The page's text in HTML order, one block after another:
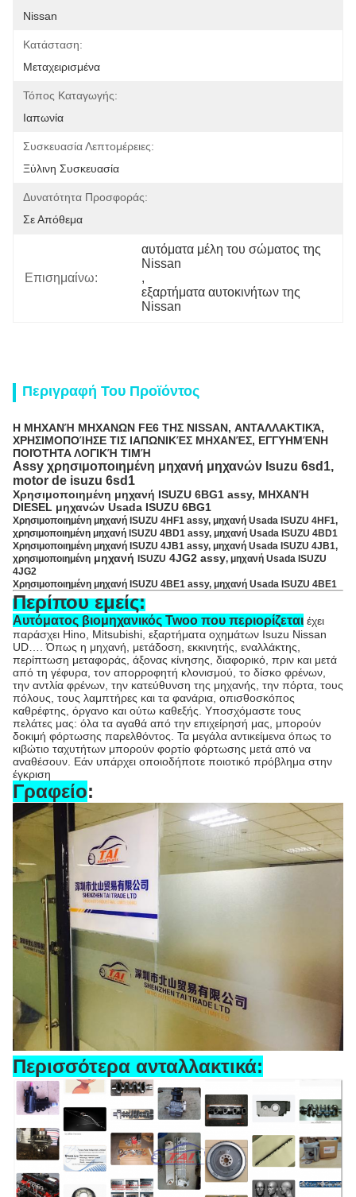
Nissan
Κατάσταση:
Μεταχειρισμένα
Τόπος Καταγωγής:
Ιαπωνία
Συσκευασία Λεπτομέρειες:
Ξύλινη Συσκευασία
Δυνατότητα Προσφοράς:
Σε Απόθεμα
Επισημαίνω:
αυτόματα μέλη του σώματος της
Nissan
,
εξαρτήματα αυτοκινήτων της
Nissan
Περιγραφή Του Προϊόντος
Η ΜΗΧΑΝΉ ΜΗΧΑΝΩΝ FE6 ΤΗΣ NISSAN, ΑΝΤΑΛΛΑΚΤΙΚΆ,
ΧΡΗΣΙΜΟΠΟΊΗΣΕ ΤΙΣ ΙΑΠΩΝΙΚΈΣ ΜΗΧΑΝΈΣ, ΕΓΓΥΗΜΈΝΗ
ΠΟΙΌΤΗΤΑ ΛΟΓΙΚΉ ΤΙΜΉ
Assy χρησιμοποιημένη μηχανή μηχανών Isuzu 6sd1,
motor de isuzu 6sd1
Χρησιμοποιημένη μηχανή ISUZU 6BG1 assy, ΜΗΧΑΝΉ
DIESEL μηχανών Usada ISUZU 6BG1
Χρησιμοποιημένη μηχανή ISUZU 4HF1 assy, μηχανή Usada ISUZU 4HF1,
χρησιμοποιημένη μηχανή ISUZU 4BD1 assy, μηχανή Usada ISUZU 4BD1
Χρησιμοποιημένη μηχανή ISUZU 4JB1 assy, μηχανή Usada ISUZU 4JB1,
χρησιμοποιημένη μηχανή ISUZU 4JG2 assy, μηχανή Usada ISUZU
4JG2
Χρησιμοποιημένη μηχανή ISUZU 4BE1 assy, μηχανή Usada ISUZU 4BE1
Περίπου εμείς:
Αυτόματος βιομηχανικός Twoo που περιορίζεται έχει
παράσχει Hino, Mitsubishi, εξαρτήματα οχημάτων Isuzu Nissan
UD…. Όπως η μηχανή, μετάδοση, εκκινητής, εναλλάκτης,
περίπτωση μεταφοράς, άξονας κίνησης, διαφορικό, πριν και μετά
από τη γέφυρα, τον απορροφητή κλονισμού, το δίσκο φρένων,
την αντλία φρένων, την κατεύθυνση της μηχανής, την πόρτα, τους
πόλους, τους λαμπτήρες και τα φανάρια, οπισθοσκόπος
καθρέφτης, όργανο και ούτω καθεξής. Υποσχόμαστε τους
πελάτες μας: όλα τα αγαθά από την επιχείρησή μας, μπορούν
δοκιμή φόρτωσης παρελθόντος. Τα μεγάλα αντικείμενα όπως το
κιβώτιο ταχυτήτων μπορούν φορτίο φόρτωσης μετά από να
αναθέσουν. Εάν υπάρχει οποιοδήποτε ποιοτικό πρόβλημα στην
έγκριση
Γραφείο:
Περισσότερα ανταλλακτικά: